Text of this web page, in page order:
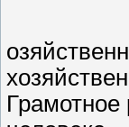
Грамотное